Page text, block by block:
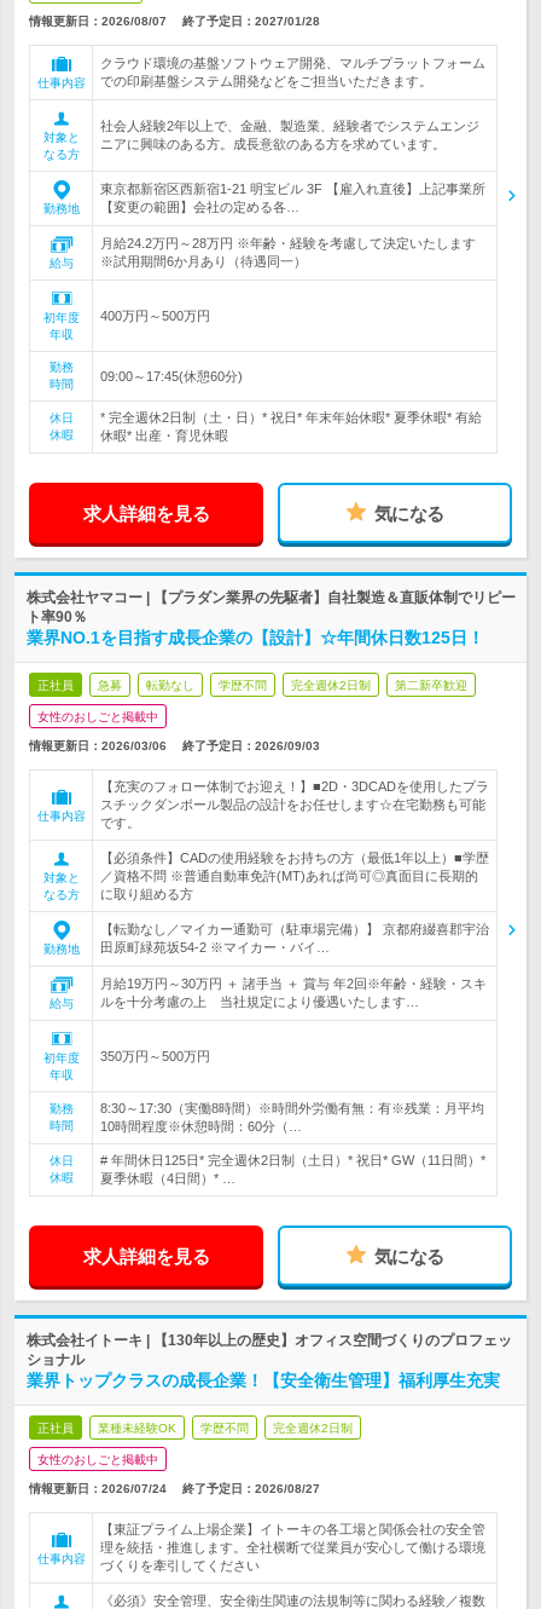
情報更新日：2026/08/07 終了予定日： 2027/01/28
仕事内容
クラウド環境の基盤ソフトウェア開発、マルチプラットフォーム
での印刷基盤システム開発などをご担当いただきます。
対象と
なる方
社会人経験2年以上で、金融、製造業、経験者でシステムエンジ
ニアに興味のある方。成長意欲のある方を求めています。
勤務地
東京都新宿区西新宿1-21 明宝ビル 3F 【雇入れ直後】上記事業所
【変更の範囲】会社の定める各…
給与
月給24.2万円～28万円 ※年齢・経験を考慮して決定いたします
※試用期間6か月あり（待遇同一）
初年度
年収
400万円～500万円
勤務
時間
09:00～17:45(休憩60分)
休日
休暇
* 完全週休2日制（土・日）* 祝日* 年末年始休暇* 夏季休暇* 有給
休暇* 出産・育児休暇
求人詳細を見る 気になる
株式会社ヤマコー | 【プラダン業界の先駆者】自社製造＆直販体制でリピー
ト率90％
業界NO.1を目指す成長企業の【設計】☆年間休日数125日！
正社員 急募 転勤なし 学歴不問 完全週休2日制 第二新卒歓迎
女性のおしごと掲載中
情報更新日：2026/03/06 終了予定日： 2026/09/03
仕事内容
【充実のフォロー体制でお迎え！】■2D・3DCADを使用したプラ
スチックダンボール製品の設計をお任せします☆在宅勤務も可能
です。
対象と
なる方
【必須条件】CADの使用経験をお持ちの方（最低1年以上）■学歴
／資格不問 ※普通自動車免許(MT)あれば尚可◎真面目に長期的
に取り組める方
勤務地
【転勤なし／マイカー通勤可（駐車場完備）】 京都府綴喜郡宇治
田原町緑苑坂54-2 ※マイカー・バイ…
給与
月給19万円～30万円 ＋ 諸手当 ＋ 賞与 年2回※年齢・経験・スキ
ルを十分考慮の上 当社規定により優遇いたします…
初年度
年収
350万円～500万円
勤務
時間
8:30～17:30（実働8時間）※時間外労働有無：有※残業：月平均
10時間程度※休憩時間：60分（…
休日
休暇
# 年間休日125日* 完全週休2日制（土日）* 祝日* GW（11日間）*
夏季休暇（4日間）* …
求人詳細を見る 気になる
株式会社イトーキ | 【130年以上の歴史】オフィス空間づくりのプロフェッ
ショナル
業界トップクラスの成長企業！【安全衛生管理】福利厚生充実
正社員 業種未経験OK 学歴不問 完全週休2日制
女性のおしごと掲載中
情報更新日：2026/07/24 終了予定日： 2026/08/27
仕事内容
【東証プライム上場企業】イトーキの各工場と関係会社の安全管
理を統括・推進します。全社横断で従業員が安心して働ける環境
づくりを牽引してください
《必須》安全管理、安全衛生関連の法規制等に関わる経験／複数